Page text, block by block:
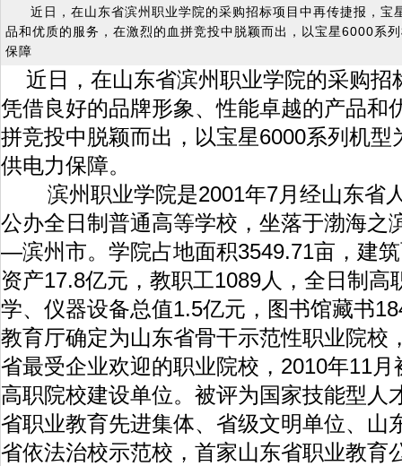
近日，在山东省滨州职业学院的采购招标项目中再传捷报，宝
品和优质的服务，在激烈的血拼竞投中脱颖而出，以宝星6000系
保障
近日，在山东省滨州职业学院的采购招
凭借良好的品牌形象、性能卓越的产品和
拼竞投中脱颖而出，以宝星6000系列机
供电力保障。
滨州职业学院是2001年7月经山东省
公办全日制普通高等学校，坐落于渤海之
—滨州市。学院占地面积3549.71亩，建
资产17.8亿元，教职工1089人，全日制高
学、仪器设备总值1.5亿元，图书馆藏书
教育厅确定为山东省骨干示范性职业院校
省最受企业欢迎的职业院校，2010年11
高职院校建设单位。被评为国家技能型人
省职业教育先进集体、省级文明单位、山
省依法治校示范校，首家山东省职业教育